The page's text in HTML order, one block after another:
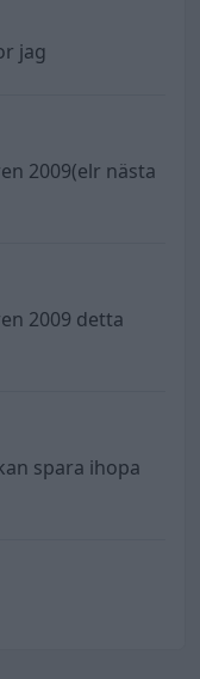
jag
2009(elr nästa
2009 detta
spara ihopa